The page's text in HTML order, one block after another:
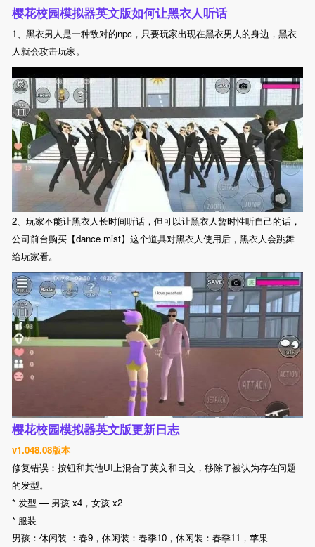
樱花校园模拟器英文版如何让黑衣人听话
1、黑衣男人是一种敌对的npc，只要玩家出现在黑衣男人的身边，黑衣
人就会攻击玩家。
2、玩家不能让黑衣人长时间听话，但可以让黑衣人暂时性听自己的话，
公司前台购买【dance mist】这个道具对黑衣人使用后，黑衣人会跳舞
给玩家看。
樱花校园模拟器英文版更新日志
v1.048.08版本
修复错误：按钮和其他UI上混合了英文和日文，移除了被认为存在问题
的发型。
* 发型 — 男孩 x4，女孩 x2
* 服装
男孩：休闲装 ：春9，休闲装：春季10，休闲装：春季11，苹果